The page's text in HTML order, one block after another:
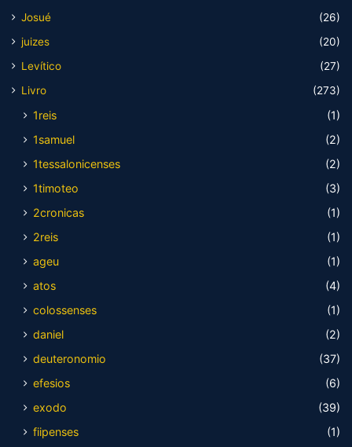
Josué
(26)
juizes
(20)
Levítico
(27)
Livro
(273)
1reis
(1)
1samuel
(2)
1tessalonicenses
(2)
1timoteo
(3)
2cronicas
(1)
2reis
(1)
ageu
(1)
atos
(4)
colossenses
(1)
daniel
(2)
deuteronomio
(37)
efesios
(6)
exodo
(39)
fiipenses
(1)